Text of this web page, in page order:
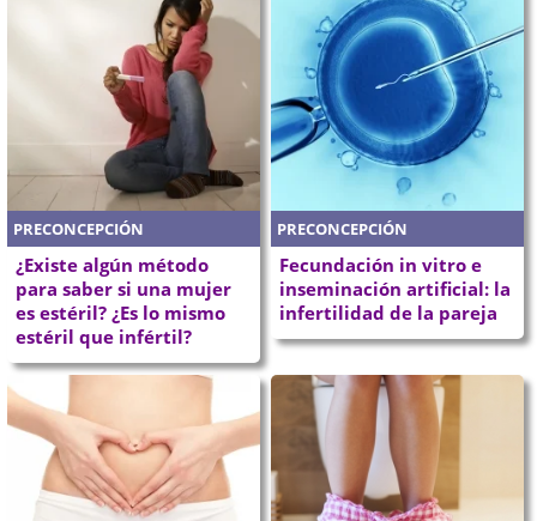
PRECONCEPCIÓN
¿Existe algún método
para saber si una mujer
es estéril? ¿Es lo mismo
estéril que infértil?
PRECONCEPCIÓN
Fecundación in vitro e
inseminación artificial: la
infertilidad de la pareja